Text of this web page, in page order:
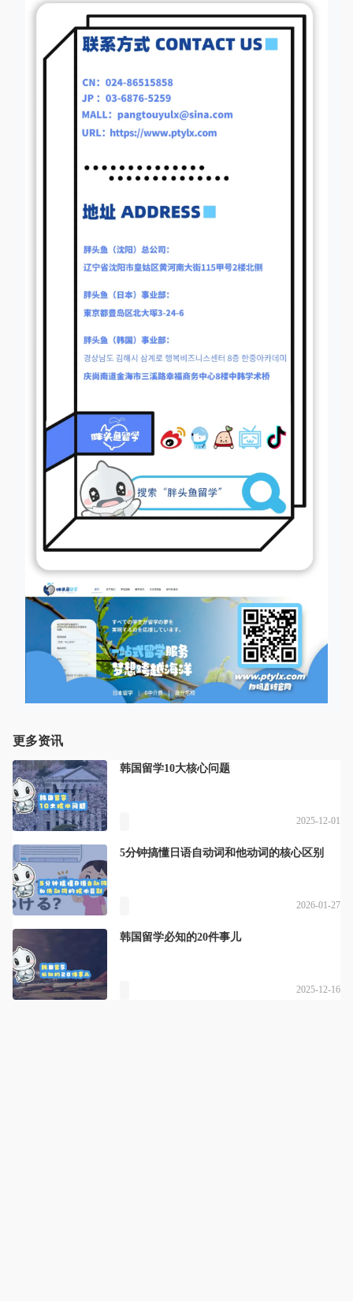
更多资讯
韩国留学10大核心问题
2025-12-01
5分钟搞懂日语自动词和他动词的核心区别
2026-01-27
韩国留学必知的20件事儿
2025-12-16